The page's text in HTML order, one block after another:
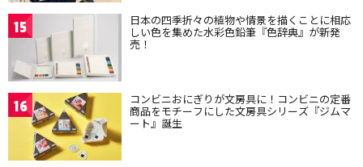
15 日本の四季折々の植物や情景を描くことに相応
しい色を集めた水彩色鉛筆『色辞典』が新発
売！
16 コンビニおにぎりが文房具に！コンビニの定番
商品をモチーフにした文房具シリーズ『ジムマ
ート』誕生